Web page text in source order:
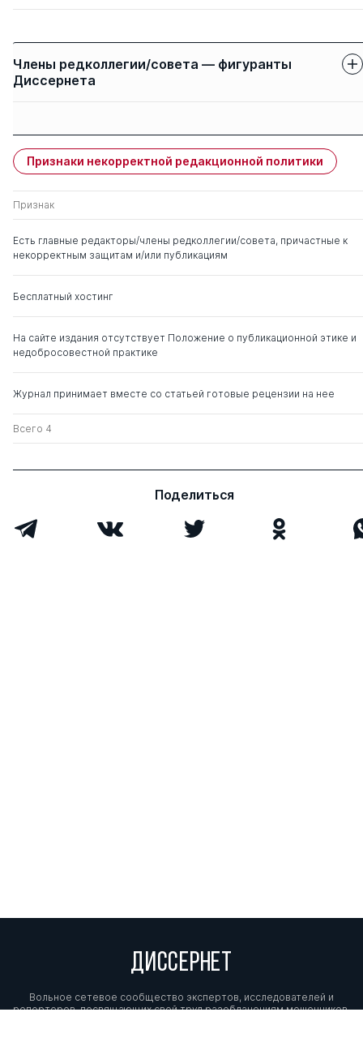
Члены редколлегии/совета — фигуранты
Диссернета
Неверкович Сергей
Дмитриевич
д. пед.н. 0 8
Признаки некорректной редакционной политики
Признак
Есть главные редакторы/члены редколлегии/совета, причастные к
некорректным защитам и/или публикациям
Бесплатный хостинг
На сайте издания отсутствует Положение о публикационной этике и
недобросовестной практике
Журнал принимает вместе со статьей готовые рецензии на нее
Всего 4
Поделиться
ДИССЕРНЕТ
Вольное сетевое сообщество экспертов, исследователей и
репортеров, посвящающих свой труд разоблачениям мошенников,